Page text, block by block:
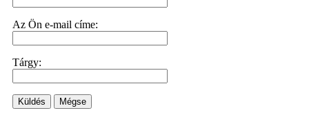
Az Ön e-mail címe:
Tárgy:
Küldés Mégse